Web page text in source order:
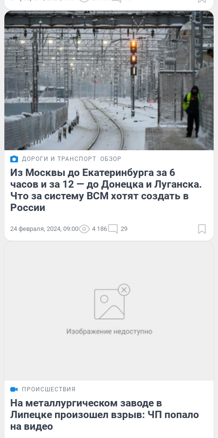
ДОРОГИ И ТРАНСПОРТ ОБЗОР
Из Москвы до Екатеринбурга за 6
часов и за 12 — до Донецка и Луганска.
Что за систему ВСМ хотят создать в
России
24 февраля, 2024, 09:00 4 186 29
ПРОИСШЕСТВИЯ
На металлургическом заводе в
Липецке произошел взрыв: ЧП попало
на видео